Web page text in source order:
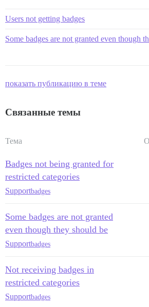
Users not getting badges
Some badges are not granted even though
показать публикацию в теме
Связанные темы
Тема
Badges not being granted for
restricted categories
Supportbadges
Some badges are not granted
even though they should be
Supportbadges
Not receiving badges in
restricted categories
Supportbadges